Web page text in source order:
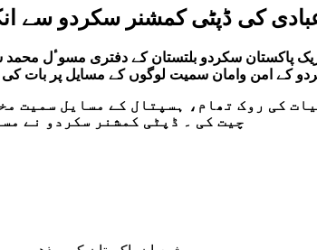
کی ڈپٹی کمشنر سکردو سے
پاکستان سکردو بلتستان کے دفتری مسوٴل
کے امن وامان سمیت لوگوں کے مسایل پر بات
کی روک تھام، ہسپتال کے مسایل سمیت